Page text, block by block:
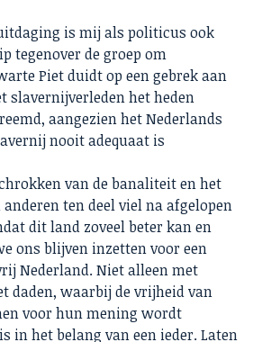
is mij als politicus ook
tegenover de groep om
Piet duidt op een gebrek aan
slavernijverleden het heden
aangezien het Nederlands
nooit adequaat is
van de banaliteit en het
ten deel viel na afgelopen
dit land zoveel beter kan en
ons blijven inzetten voor een
Nederland. Niet alleen met
daden, waarbij de vrijheid van
voor hun mening wordt
in het belang van een ieder. Laten